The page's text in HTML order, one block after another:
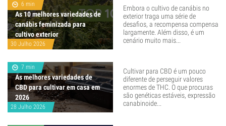
6 min
As 10 melhores variedades de
canábis feminizada para
cultivo exterior
30 Julho 2026
Embora o cultivo de canábis no
exterior traga uma série de
desafios, a recompensa compensa
largamente. Além disso, é um
cenário muito mais...
7 min
As melhores variedades de
CBD para cultivar em casa em
2026
28 Julho 2026
Cultivar para CBD é um pouco
diferente de perseguir valores
enormes de THC. O que procuras
são genéticas estáveis, expressão
canabinoide...